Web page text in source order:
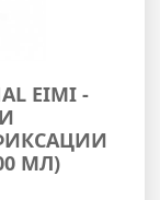
EIMI -
МЛ)